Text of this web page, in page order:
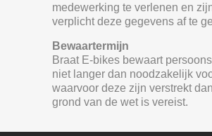
medewerking te verlenen en
verplicht deze gegevens af te
Bewaartermijn
Braat E-bikes bewaart
niet langer dan noodzakelijk
waarvoor deze zijn verstrekt
grond van de wet is vereist.